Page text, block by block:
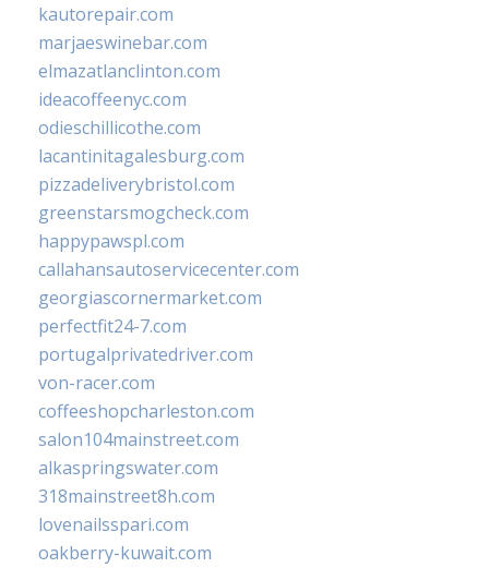
kautorepair.com
marjaeswinebar.com
elmazatlanclinton.com
ideacoffeenyc.com
odieschillicothe.com
lacantinitagalesburg.com
pizzadeliverybristol.com
greenstarsmogcheck.com
happypawspl.com
callahansautoservicecenter.com
georgiascornermarket.com
perfectfit24-7.com
portugalprivatedriver.com
von-racer.com
coffeeshopcharleston.com
salon104mainstreet.com
alkaspringswater.com
318mainstreet8h.com
lovenailsspari.com
oakberry-kuwait.com